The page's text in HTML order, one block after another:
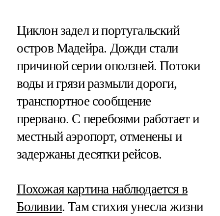
Циклон задел и португальский
остров Мадейра. Дожди стали
причиной серии оползней. Потоки
воды и грязи размыли дороги,
транспортное сообщение
прервано. С перебоями работает и
местный аэропорт, отменены и
задержаны десятки рейсов.
Похожая картина наблюдается в
Боливии. Там стихия унесла жизни